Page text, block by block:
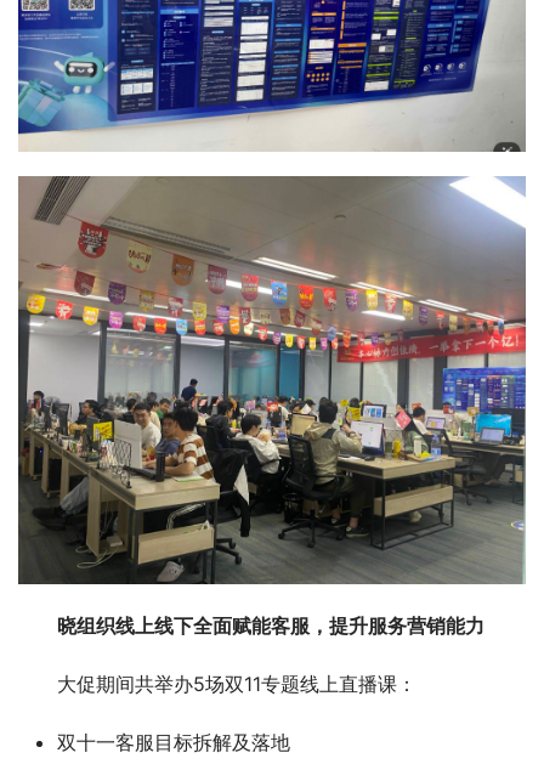
晓组织线上线下全面赋能客服，提升服务营销能力
大促期间共举办5场双11专题线上直播课：
双十一客服目标拆解及落地